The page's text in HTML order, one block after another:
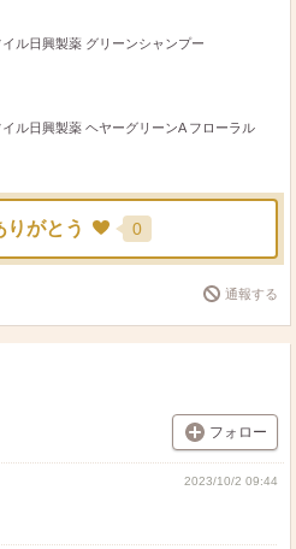
ル日興製薬 グリーンシャンプー
ル日興製薬 ヘヤーグリーンA フローラル
りがとう 0
通報する
フォロー
2023/10/2 09:44